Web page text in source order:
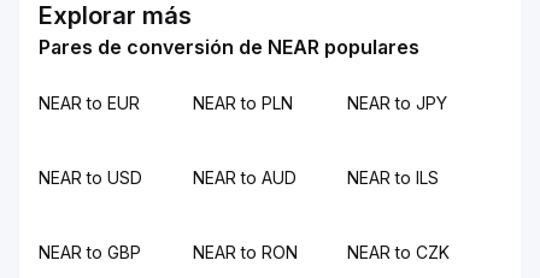
Explorar más
Pares de conversión de NEAR populares
NEAR to EUR NEAR to PLN NEAR to JPY
NEAR to USD NEAR to AUD NEAR to ILS
NEAR to GBP NEAR to RON NEAR to CZK